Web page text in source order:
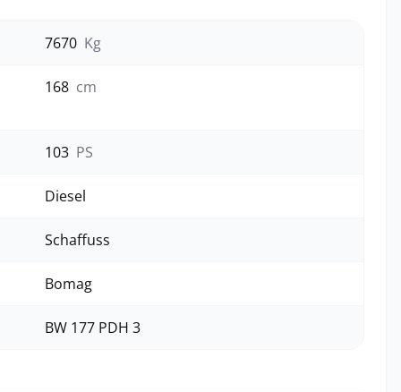
7670 Kg
168 cm
103 PS
Diesel
Schaffuss
Bomag
BW 177 PDH 3